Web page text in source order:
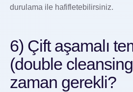
durulama ile hafifletebilirsiniz.
6) Çift aşamalı
(double
zaman gerekli?